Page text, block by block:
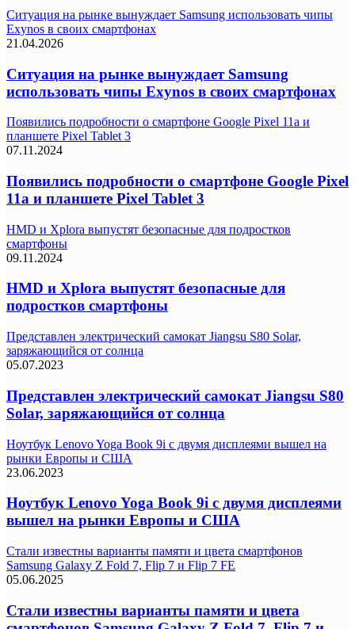
Ситуация на рынке вынуждает Samsung использовать чипы
Exynos в своих смартфонах
21.04.2026
Ситуация на рынке вынуждает Samsung
использовать чипы Exynos в своих смартфонах
Появились подробности о смартфоне Google Pixel 11a и
планшете Pixel Tablet 3
07.11.2024
Появились подробности о смартфоне Google Pixel
11a и планшете Pixel Tablet 3
HMD и Xplora выпустят безопасные для подростков
смартфоны
09.11.2024
HMD и Xplora выпустят безопасные для
подростков смартфоны
Представлен электрический самокат Jiangsu S80 Solar,
заряжающийся от солнца
05.07.2023
Представлен электрический самокат Jiangsu S80
Solar, заряжающийся от солнца
Ноутбук Lenovo Yoga Book 9i с двумя дисплеями вышел на
рынки Европы и США
23.06.2023
Ноутбук Lenovo Yoga Book 9i с двумя дисплеями
вышел на рынки Европы и США
Стали известны варианты памяти и цвета смартфонов
Samsung Galaxy Z Fold 7, Flip 7 и Flip 7 FE
05.06.2025
Стали известны варианты памяти и цвета